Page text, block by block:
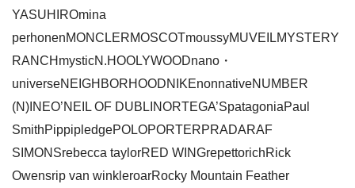
YASUHIROmina
perhonenMONCLERMOSCOTmoussyMUVEILMYSTERY
RANCHmysticN.HOOLYWOODnano・
universeNEIGHBORHOODNIKEnonnativeNUMBER
(N)INEO’NEIL OF DUBLINORTEGA’SpatagoniaPaul
SmithPippipledgePOLOPORTERPRADARAF
SIMONSrebecca taylorRED WINGrepettorichRick
Owensrip van winkleroarRocky Mountain Feather